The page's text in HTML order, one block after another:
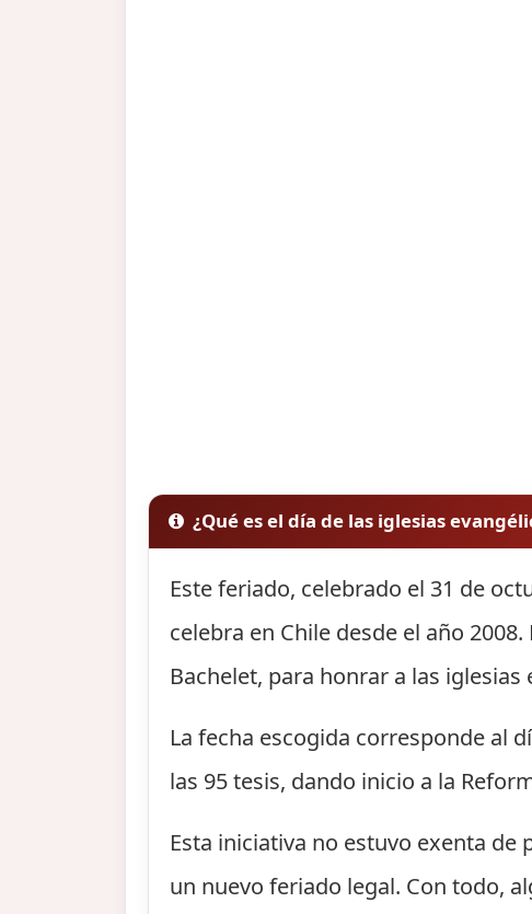
¿Qué es el día de las iglesias
Este feriado, celebrado el 31 de
celebra en Chile desde el año
Bachelet, para honrar a las
La fecha escogida corresponde al
las 95 tesis, dando inicio a la
Esta iniciativa no estuvo exenta
un nuevo feriado legal. Con todo,